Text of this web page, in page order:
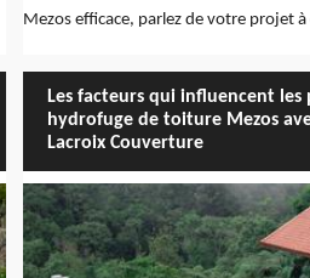
Mezos efficace, parlez de votre projet à
Les facteurs qui influencent
hydrofuge de toiture Mezos
Lacroix Couverture